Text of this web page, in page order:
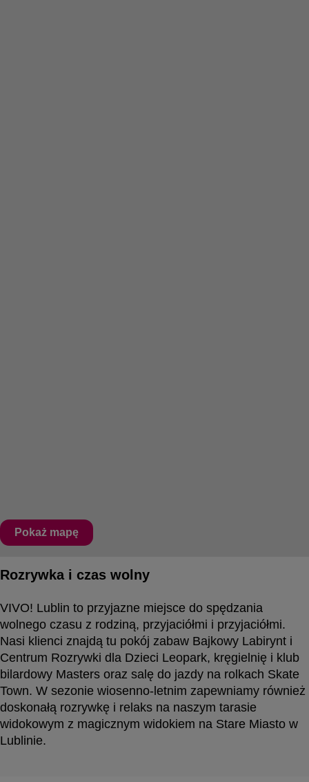
Pokaż mapę
Rozrywka i czas wolny
VIVO! Lublin to przyjazne miejsce do spędzania
wolnego czasu z rodziną, przyjaciółmi i przyjaciółmi.
Nasi klienci znajdą tu pokój zabaw Bajkowy Labirynt i
Centrum Rozrywki dla Dzieci Leopark, kręgielnię i klub
bilardowy Masters oraz salę do jazdy na rolkach Skate
Town. W sezonie wiosenno-letnim zapewniamy również
doskonałą rozrywkę i relaks na naszym tarasie
widokowym z magicznym widokiem na Stare Miasto w
Lublinie.